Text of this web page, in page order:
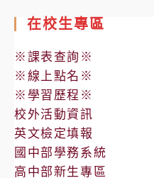
在校生專區
※課表查詢※
※線上點名※
※學習歷程※
校外活動資訊
英文檢定填報
國中部學務系統
高中部新生專區